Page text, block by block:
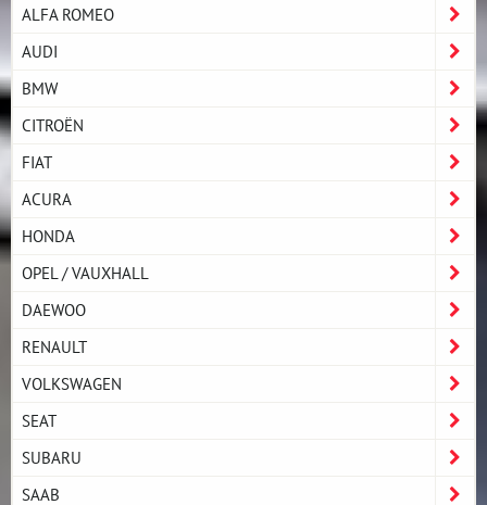
ALFA ROMEO
AUDI
BMW
CITROËN
FIAT
ACURA
HONDA
OPEL / VAUXHALL
DAEWOO
RENAULT
VOLKSWAGEN
SEAT
SUBARU
SAAB